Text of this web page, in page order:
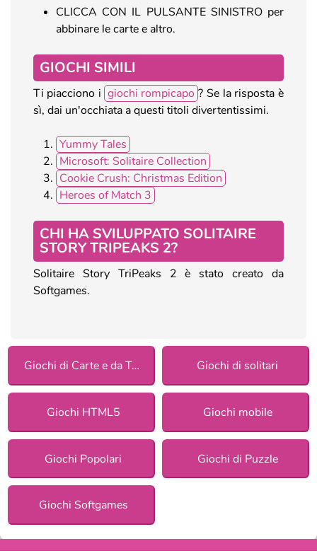
CLICCA CON IL PULSANTE SINISTRO per
abbinare le carte e altro.
GIOCHI SIMILI
Ti piacciono i giochi rompicapo ? Se la risposta è
sì, dai un'occhiata a questi titoli divertentissimi.
Yummy Tales
Microsoft: Solitaire Collection
Cookie Crush: Christmas Edition
Heroes of Match 3
CHI HA SVILUPPATO SOLITAIRE
STORY TRIPEAKS 2?
Solitaire Story TriPeaks 2 è stato creato da
Softgames.
Giochi di Carte e da Tavolo Giochi di solitari
Giochi HTML5 Giochi mobile
Giochi Popolari Giochi di Puzzle
Giochi Softgames